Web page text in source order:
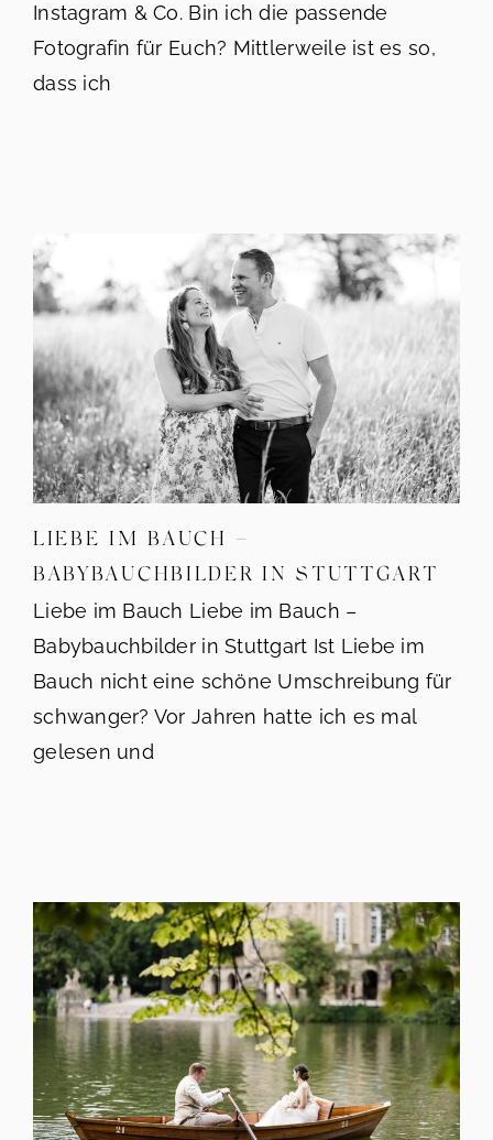
Instagram & Co. Bin ich die passende
Fotografin für Euch? Mittlerweile ist es so,
dass ich
LIEBE IM BAUCH –
BABYBAUCHBILDER IN STUTTGART
Liebe im Bauch Liebe im Bauch –
Babybauchbilder in Stuttgart Ist Liebe im
Bauch nicht eine schöne Umschreibung für
schwanger? Vor Jahren hatte ich es mal
gelesen und